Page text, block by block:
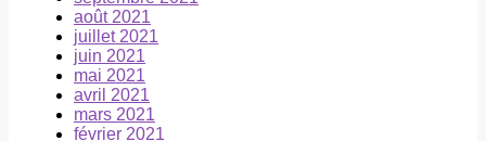
août 2021
juillet 2021
juin 2021
mai 2021
avril 2021
mars 2021
février 2021